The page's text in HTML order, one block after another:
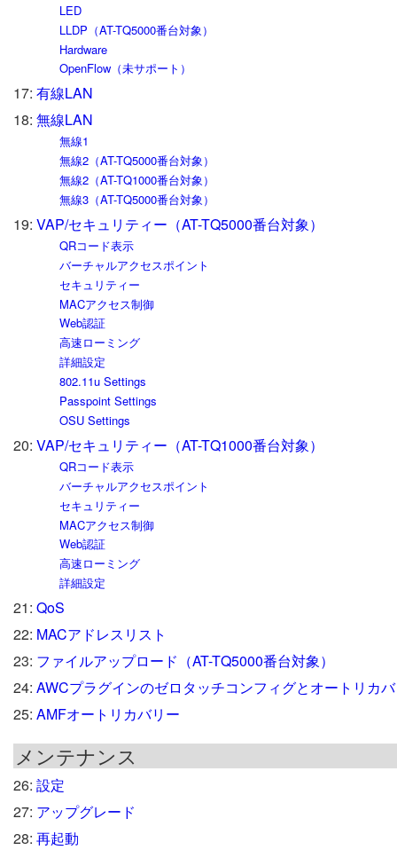
LED
LLDP（AT-TQ5000番台対象）
Hardware
OpenFlow（未サポート）
17: 有線LAN
18: 無線LAN
無線1
無線2（AT-TQ5000番台対象）
無線2（AT-TQ1000番台対象）
無線3（AT-TQ5000番台対象）
19: VAP/セキュリティー（AT-TQ5000番台対象）
QRコード表示
バーチャルアクセスポイント
セキュリティー
MACアクセス制御
Web認証
高速ローミング
詳細設定
802.11u Settings
Passpoint Settings
OSU Settings
20: VAP/セキュリティー（AT-TQ1000番台対象）
QRコード表示
バーチャルアクセスポイント
セキュリティー
MACアクセス制御
Web認証
高速ローミング
詳細設定
21: QoS
22: MACアドレスリスト
23: ファイルアップロード（AT-TQ5000番台対象）
24: AWCプラグインのゼロタッチコンフィグとオートリカ
25: AMFオートリカバリー
メンテナンス
26: 設定
27: アップグレード
28: 再起動